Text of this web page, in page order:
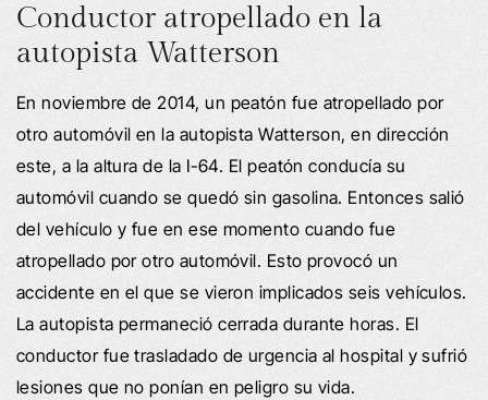
Conductor atropellado en la
autopista Watterson
En noviembre de 2014, un peatón fue atropellado por
otro automóvil en la autopista Watterson, en dirección
este, a la altura de la I-64. El peatón conducía su
automóvil cuando se quedó sin gasolina. Entonces salió
del vehículo y fue en ese momento cuando fue
atropellado por otro automóvil. Esto provocó un
accidente en el que se vieron implicados seis vehículos.
La autopista permaneció cerrada durante horas. El
conductor fue trasladado de urgencia al hospital y sufrió
lesiones que no ponían en peligro su vida.